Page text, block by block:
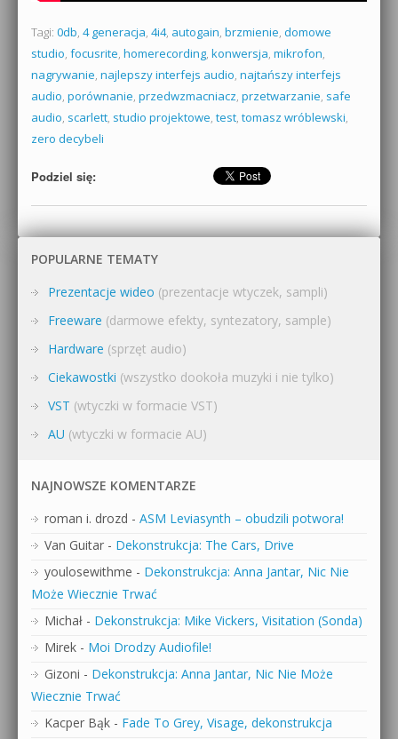
Tagi: 0db, 4 generacja, 4i4, autogain, brzmienie, domowe
studio, focusrite, homerecording, konwersja, mikrofon,
nagrywanie, najlepszy interfejs audio, najtańszy interfejs
audio, porównanie, przedwzmacniacz, przetwarzanie, safe
audio, scarlett, studio projektowe, test, tomasz wróblewski,
zero decybeli
Podziel się:
POPULARNE TEMATY
Prezentacje wideo (prezentacje wtyczek, sampli)
Freeware (darmowe efekty, syntezatory, sample)
Hardware (sprzęt audio)
Ciekawostki (wszystko dookoła muzyki i nie tylko)
VST (wtyczki w formacie VST)
AU (wtyczki w formacie AU)
NAJNOWSZE KOMENTARZE
roman i. drozd - ASM Leviasynth – obudzili potwora!
Van Guitar - Dekonstrukcja: The Cars, Drive
youlosewithme - Dekonstrukcja: Anna Jantar, Nic Nie
Może Wiecznie Trwać
Michał - Dekonstrukcja: Mike Vickers, Visitation (Sonda)
Mirek - Moi Drodzy Audiofile!
Gizoni - Dekonstrukcja: Anna Jantar, Nic Nie Może
Wiecznie Trwać
Kacper Bąk - Fade To Grey, Visage, dekonstrukcja